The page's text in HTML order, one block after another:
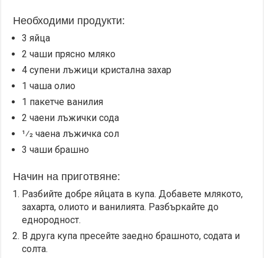
Необходими продукти:
3 яйца
2 чаши прясно мляко
4 супени лъжици кристална захар
1 чаша олио
1 пакетче ванилия
2 чаени лъжички сода
1⁄2 чаена лъжичка сол
3 чаши брашно
Начин на приготвяне:
Разбийте добре яйцата в купа. Добавете млякото,
захарта, олиото и ванилията. Разбъркайте до
еднородност.
В друга купа пресейте заедно брашното, содата и
солта.